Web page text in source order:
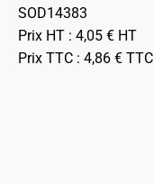
SOD14383
Prix HT : 4,05 € HT
Prix TTC : 4,86 € TTC